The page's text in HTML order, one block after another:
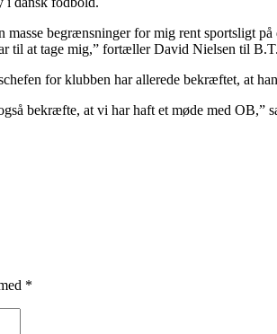
begrænsninger for mig rent sportsligt
til at tage mig,” fortæller David Nielsen til B.T.
for klubben har allerede bekræftet, at
bekræfte, at vi har haft et møde med
*